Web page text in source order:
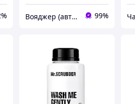
Вояджер (авто, туризм, спорт) 99%